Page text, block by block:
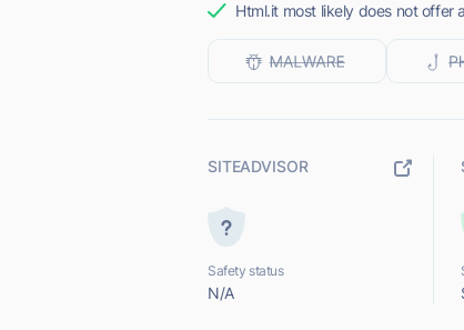
Html.it most likely does not offer
SITEADVISOR
Safety status
N/A